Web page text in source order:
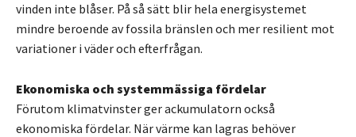
vinden inte blåser. På så sätt blir hela energisystemet
mindre beroende av fossila bränslen och mer resilient mot
variationer i väder och efterfrågan.
Ekonomiska och systemmässiga fördelar
Förutom klimatvinster ger ackumulatorn också
ekonomiska fördelar. När värme kan lagras behöver